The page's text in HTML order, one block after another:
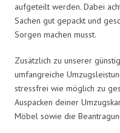
aufgeteilt werden. Dabei
Sachen gut gepackt und
Sorgen machen musst.
Zusätzlich zu unserer
umfangreiche
stressfrei wie möglich zu
Auspacken deiner
Möbel sowie die